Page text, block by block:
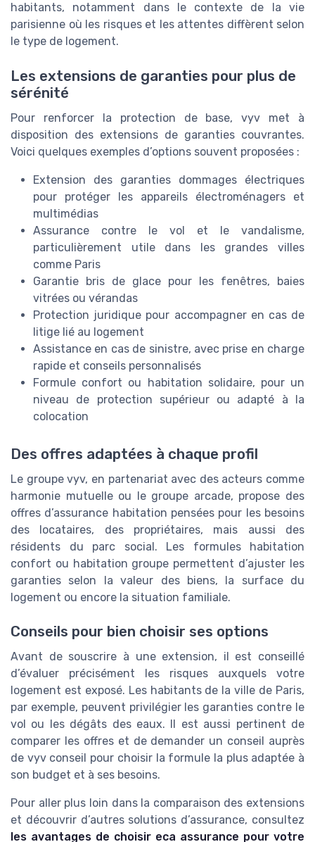
habitants, notamment dans le contexte de la vie
parisienne où les risques et les attentes diffèrent selon
le type de logement.
Les extensions de garanties pour plus de
sérénité
Pour renforcer la protection de base, vyv met à
disposition des extensions de garanties couvrantes.
Voici quelques exemples d’options souvent proposées :
Extension des garanties dommages électriques
pour protéger les appareils électroménagers et
multimédias
Assurance contre le vol et le vandalisme,
particulièrement utile dans les grandes villes
comme Paris
Garantie bris de glace pour les fenêtres, baies
vitrées ou vérandas
Protection juridique pour accompagner en cas de
litige lié au logement
Assistance en cas de sinistre, avec prise en charge
rapide et conseils personnalisés
Formule confort ou habitation solidaire, pour un
niveau de protection supérieur ou adapté à la
colocation
Des offres adaptées à chaque profil
Le groupe vyv, en partenariat avec des acteurs comme
harmonie mutuelle ou le groupe arcade, propose des
offres d’assurance habitation pensées pour les besoins
des locataires, des propriétaires, mais aussi des
résidents du parc social. Les formules habitation
confort ou habitation groupe permettent d’ajuster les
garanties selon la valeur des biens, la surface du
logement ou encore la situation familiale.
Conseils pour bien choisir ses options
Avant de souscrire à une extension, il est conseillé
d’évaluer précisément les risques auxquels votre
logement est exposé. Les habitants de la ville de Paris,
par exemple, peuvent privilégier les garanties contre le
vol ou les dégâts des eaux. Il est aussi pertinent de
comparer les offres et de demander un conseil auprès
de vyv conseil pour choisir la formule la plus adaptée à
son budget et à ses besoins.
Pour aller plus loin dans la comparaison des extensions
et découvrir d’autres solutions d’assurance, consultez
les avantages de choisir eca assurance pour votre